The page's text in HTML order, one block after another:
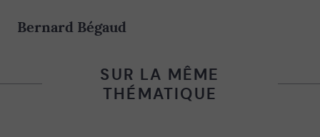
Bernard Bégaud
SUR LA MÊME
THÉMATIQUE